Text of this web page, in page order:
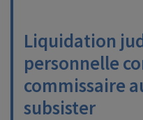
Liquidation
personnelle
commissaire
subsister